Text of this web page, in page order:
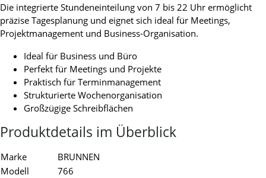
Die integrierte Stundeneinteilung von 7 bis 22 Uhr ermöglicht
präzise Tagesplanung und eignet sich ideal für Meetings,
Projektmanagement und Business-Organisation.
Ideal für Business und Büro
Perfekt für Meetings und Projekte
Praktisch für Terminmanagement
Strukturierte Wochenorganisation
Großzügige Schreibflächen
Produktdetails im Überblick
Marke
BRUNNEN
Modell
766